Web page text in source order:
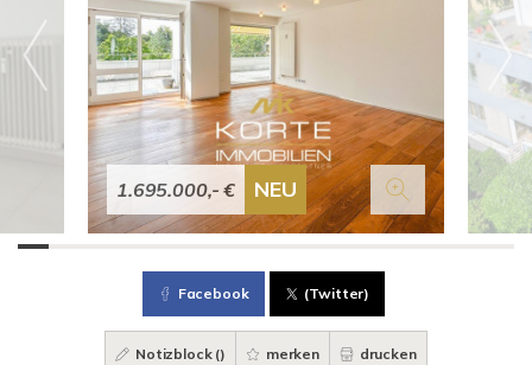
1.695.000,- € NEU
Facebook (Twitter)
Notizblock () merken drucken